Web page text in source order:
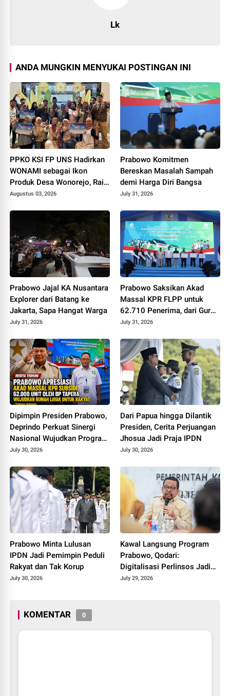
Lk
ANDA MUNGKIN MENYUKAI POSTINGAN INI
PPKO KSI FP UNS Hadirkan
WONAMI sebagai Ikon
Produk Desa Wonorejo, Raih
Tiga Penghargaan di
2026
Augustus 03, 2026
Prabowo Komitmen
Bereskan Masalah Sampah
demi Harga Diri Bangsa
July 31, 2026
Prabowo Jajal KA Nusantara
Explorer dari Batang ke
Jakarta, Sapa Hangat Warga
July 31, 2026
Prabowo Saksikan Akad
Massal KPR FLPP untuk
62.710 Penerima, dari Guru
SD hingga Pengemudi Ojol
July 31, 2026
Dipimpin Presiden Prabowo,
Deprindo Perkuat Sinergi
Nasional Wujudkan Program
3 Juta Rumah
July 30, 2026
Dari Papua hingga Dilantik
Presiden, Cerita Perjuangan
Jhosua Jadi Praja IPDN
July 30, 2026
Prabowo Minta Lulusan
IPDN Jadi Pemimpin Peduli
Rakyat dan Tak Korup
July 30, 2026
Kawal Langsung Program
Prabowo, Qodari:
Digitalisasi Perlinsos Jadi
Kunci Keadilan Penyaluran
July 29, 2026
KOMENTAR 0